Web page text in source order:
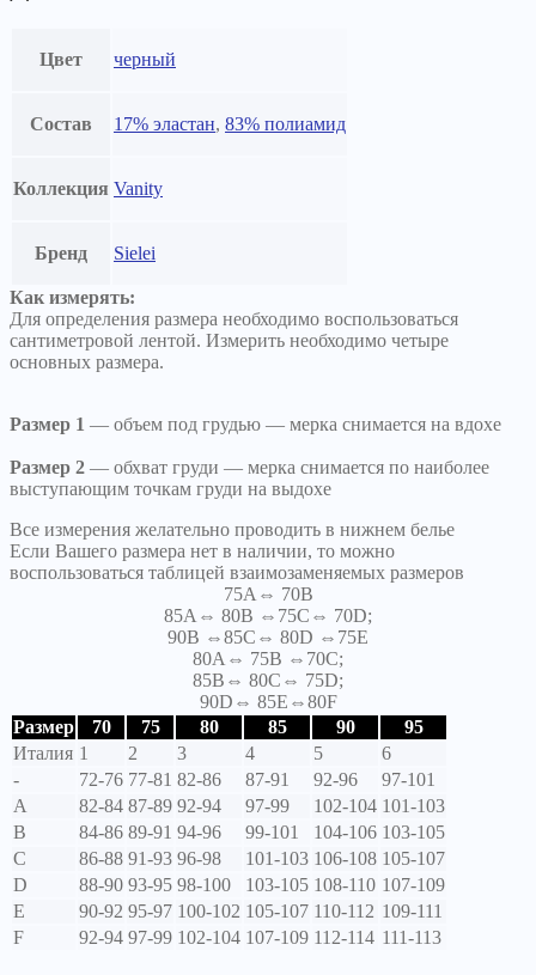
Цвет черный
Состав 17% эластан, 83% полиамид
Коллекция Vanity
Бренд Sielei
Как измерять:
Для определения размера необходимо воспользоваться
сантиметровой лентой. Измерить необходимо четыре
основных размера.
Размер 1 — объем под грудью — мерка снимается на вдохе
Размер 2 — обхват груди — мерка снимается по наиболее
выступающим точкам груди на выдохе
Все измерения желательно проводить в нижнем белье
Если Вашего размера нет в наличии, то можно
воспользоваться таблицей взаимозаменяемых размеров
75A⇔ 70B
85A⇔ 80B ⇔75C⇔ 70D;
90B ⇔85C⇔ 80D ⇔75E
80A⇔ 75B ⇔70C;
85B⇔ 80C⇔ 75D;
90D⇔ 85E⇔80F
Размер
70 75 80 85 90
95
Италия 1 2 3 4 5
6
-
72-76 77-81 82-86 87-91 92-96
97-101
A
82-84 87-89 92-94 97-99 102-104 101-103
B
84-86 89-91 94-96 99-101 104-106 103-105
C
86-88 91-93 96-98 101-103 106-108 105-107
D
88-90 93-95 98-100 103-105 108-110 107-109
E
90-92 95-97 100-102 105-107 110-112 109-111
F
92-94 97-99 102-104 107-109 112-114 111-113